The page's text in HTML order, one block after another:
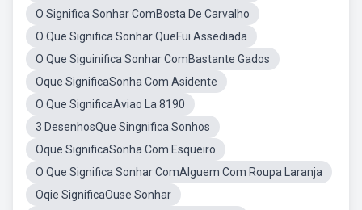
O Significa Sonhar ComBosta De Carvalho
O Que Significa Sonhar QueFui Assediada
O Que Siguinifica Sonhar ComBastante Gados
Oque SignificaSonha Com Asidente
O Que SignificaAviao La 8190
3 DesenhosQue Singnifica Sonhos
Oque SignificaSonha Com Esqueiro
O Que Significa Sonhar ComAlguem Com Roupa Laranja
Oqie SignificaOuse Sonhar